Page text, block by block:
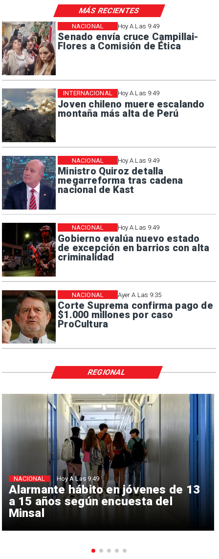
Hoy A Las 9:49
Senado envía cruce Campillai-
Flores a Comisión de Ética
NACIONAL
Hoy A Las 9:49
Joven chileno muere escalando
montaña más alta de Perú
INTERNACIONAL
Hoy A Las 9:49
Ministro Quiroz detalla
megarreforma tras cadena
nacional de Kast
NACIONAL
Hoy A Las 9:49
Gobierno evalúa nuevo estado
de excepción en barrios con alta
criminalidad
NACIONAL
Ayer A Las 9:35
Corte Suprema confirma pago de
$1.000 millones por caso
ProCultura
NACIONAL
MÁS RECIENTES
Alarmante hábito en jóvenes de 13
a 15 años según encuesta del
Minsal
NACIONAL Hoy A Las 9:49
REGIONAL